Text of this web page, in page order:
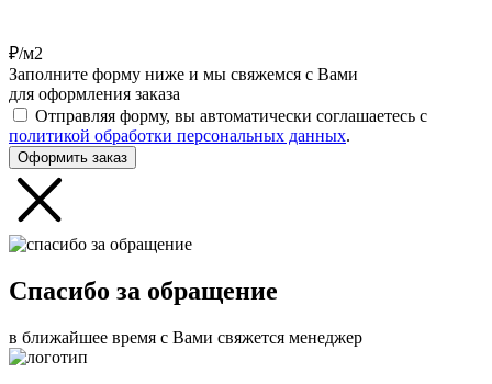
₽/м2
Заполните форму ниже и мы свяжемся с Вами
для оформления заказа
Отправляя форму, вы автоматически соглашаетесь с
политикой обработки персональных данных.
Оформить заказ
Спасибо за обращение
в ближайшее время с Вами свяжется менеджер